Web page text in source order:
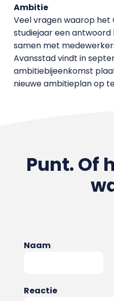
Ambitie
Veel vragen waarop het
studiejaar een
samen met
Avansstad vindt in
ambitiebijeenkomst
nieuwe ambitieplan op
Punt. Of
Naam
Reactie